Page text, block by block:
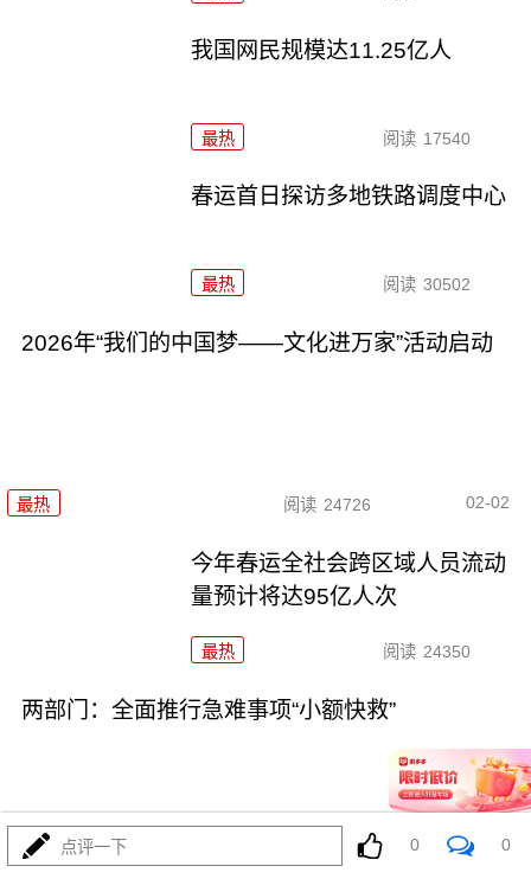
我国网民规模达11.25亿人
最热 阅读 17540
春运首日探访多地铁路调度中心
最热 阅读 30502
2026年“我们的中国梦——文化进万家”活动启动
最热 阅读 24726 02-02
今年春运全社会跨区域人员流动
量预计将达95亿人次
最热 阅读 24350
两部门：全面推行急难事项“小额快救”
最热 阅读 21140
点评一下 0 0